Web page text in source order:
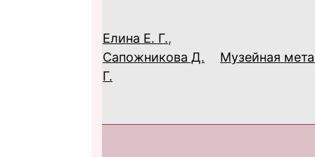
Елина Е. Г.,
Сапожникова Д.
Г.
Музейная